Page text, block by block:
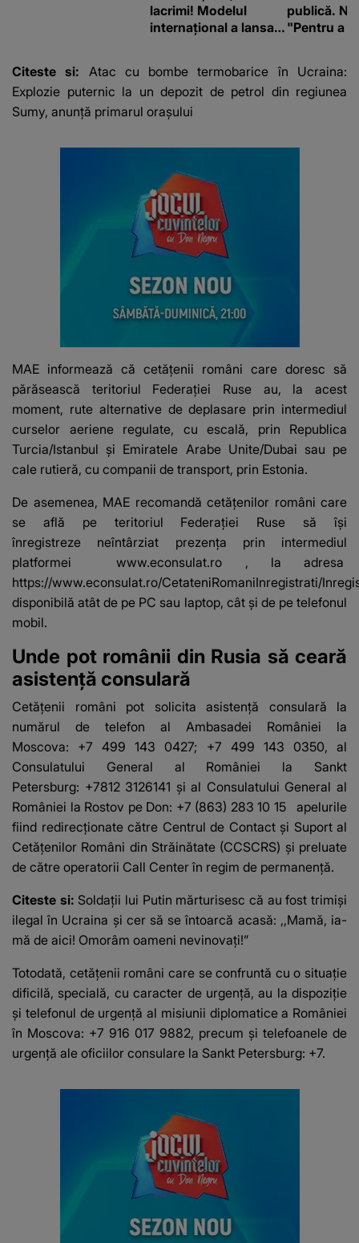
lacrimi! Modelul
internațional a lansat
o boală gravă
publică.
"Pentru a
Citeste si: Atac cu bombe termobarice în Ucraina:
Explozie puternic la un depozit de petrol din regiunea
Sumy, anunţă primarul oraşului
MAE informează că cetăţenii români care doresc să
părăsească teritoriul Federaţiei Ruse au, la acest
moment, rute alternative de deplasare prin intermediul
curselor aeriene regulate, cu escală, prin Republica
Turcia/Istanbul şi Emiratele Arabe Unite/Dubai sau pe
cale rutieră, cu companii de transport, prin Estonia.
De asemenea, MAE recomandă cetăţenilor români care
se află pe teritoriul Federaţiei Ruse să îşi
înregistreze neîntârziat prezenţa prin intermediul
platformeiwww.econsulat.ro , la adresa
https://www.econsulat.ro/CetateniRomaniInregistrati/
disponibilă atât de pe PC sau laptop, cât şi de pe telefonul
mobil.
Unde pot românii din Rusia să ceară
asistență consulară
Cetăţenii români pot solicita asistenţă consulară la
numărul de telefon al Ambasadei României la
Moscova: +7 499 143 0427; +7 499 143 0350, al
Consulatului General al României la Sankt
Petersburg: +7812 3126141 şi al Consulatului General al
României la Rostov pe Don: +7 (863) 283 10 15 apelurile
fiind redirecţionate către Centrul de Contact şi Suport al
Cetăţenilor Români din Străinătate (CCSCRS) şi preluate
de către operatorii Call Center în regim de permanenţă.
Citeste si: Soldații lui Putin mărturisesc că au fost trimiși
ilegal în Ucraina și cer să se întoarcă acasă: ,,Mamă, ia-
mă de aici! Omorâm oameni nevinovați!”
Totodată, cetăţenii români care se confruntă cu o situaţie
dificilă, specială, cu caracter de urgenţă, au la dispoziţie
şi telefonul de urgenţă al misiunii diplomatice a României
în Moscova: +7 916 017 9882, precum şi telefoanele de
urgenţă ale oficiilor consulare la Sankt Petersburg: +7.